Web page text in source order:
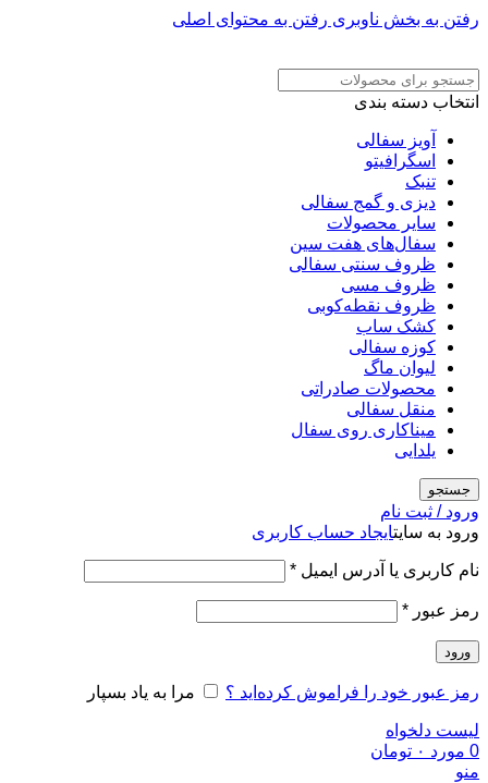
رفتن به بخش ناوبری رفتن به محتوای اصلی
انتخاب دسته بندی
آویز سفالی
اسگرافیتو
تنبک
دیزی و گمج سفالی
سایر محصولات
سفال‌های هفت‌ سین
ظروف سنتی سفالی
ظروف مسی
ظروف نقطه‌کوبی
کشک ساب
کوزه سفالی
لیوان ماگ
محصولات صادراتی
منقل سفالی
میناکاری روی سفال
یلدایی
جستجو
ورود / ثبت نام
ورود به سایتایجاد حساب کاربری
نام کاربری یا آدرس ایمیل *الزامی
رمز عبور *الزامی
ورود
رمز عبور خود را فراموش کرده‌اید ؟ مرا به یاد بسپار
لیست دلخواه
0 مورد ۰ تومان
منو